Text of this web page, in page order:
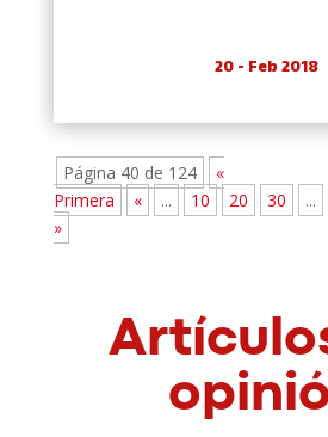
20 - Feb 2018
Página 40 de 124
«
Primera
« ... 10 20 30 ...
»